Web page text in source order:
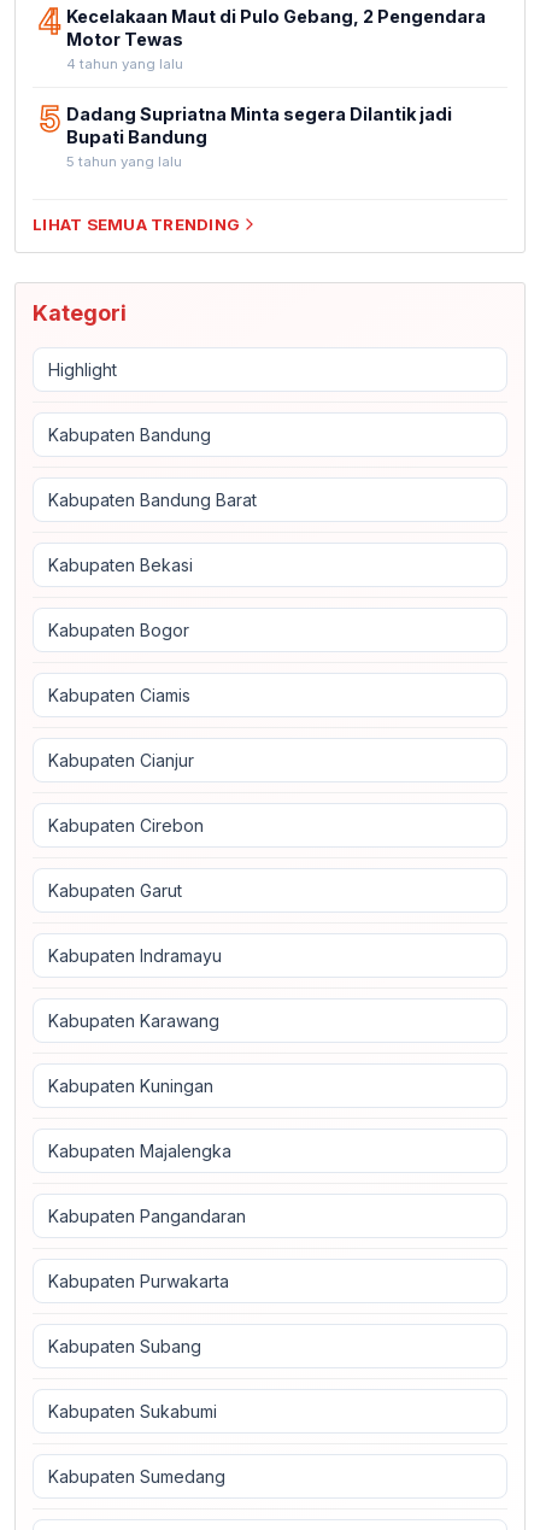
4 Kecelakaan Maut di Pulo Gebang, 2 Pengendara
Motor Tewas
4 tahun yang lalu
5 Dadang Supriatna Minta segera Dilantik jadi
Bupati Bandung
5 tahun yang lalu
LIHAT SEMUA TRENDING
Kategori
Highlight
Kabupaten Bandung
Kabupaten Bandung Barat
Kabupaten Bekasi
Kabupaten Bogor
Kabupaten Ciamis
Kabupaten Cianjur
Kabupaten Cirebon
Kabupaten Garut
Kabupaten Indramayu
Kabupaten Karawang
Kabupaten Kuningan
Kabupaten Majalengka
Kabupaten Pangandaran
Kabupaten Purwakarta
Kabupaten Subang
Kabupaten Sukabumi
Kabupaten Sumedang